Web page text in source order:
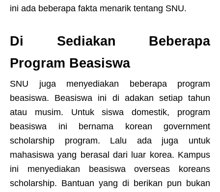
ini ada beberapa fakta menarik tentang SNU.
Di Sediakan Beberapa
Program Beasiswa
SNU juga menyediakan beberapa program
beasiswa. Beasiswa ini di adakan setiap tahun
atau musim. Untuk siswa domestik, program
beasiswa ini bernama korean government
scholarship program. Lalu ada juga untuk
mahasiswa yang berasal dari luar korea. Kampus
ini menyediakan beasiswa overseas koreans
scholarship. Bantuan yang di berikan pun bukan